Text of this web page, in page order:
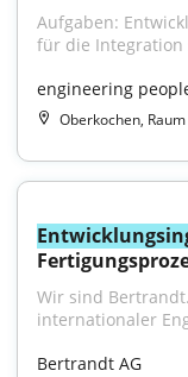
Aufgaben:
für die Integration
engineering
Oberkochen, Raum
Wir sind
internationaler
Bertrandt AG